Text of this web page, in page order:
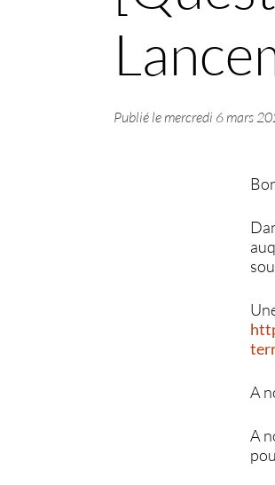
Publié le mercredi 6 mars
A
A